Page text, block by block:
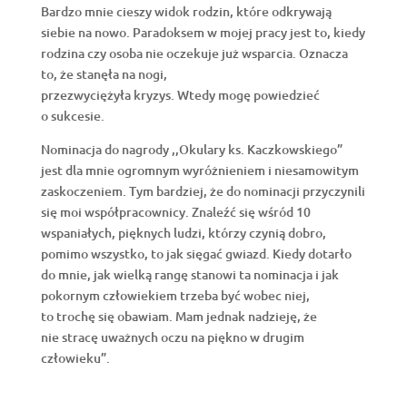
Bardzo mnie cieszy widok rodzin, które odkrywają
siebie na nowo. Paradoksem w mojej pracy jest to, kiedy
rodzina czy osoba nie oczekuje już wsparcia. Oznacza
to, że stanęła na nogi,
przezwyciężyła kryzys. Wtedy mogę powiedzieć
o sukcesie.
Nominacja do nagrody ,,Okulary ks. Kaczkowskiego”
jest dla mnie ogromnym wyróżnieniem i niesamowitym
zaskoczeniem. Tym bardziej, że do nominacji przyczynili
się moi współpracownicy. Znaleźć się wśród 10
wspaniałych, pięknych ludzi, którzy czynią dobro,
pomimo wszystko, to jak sięgać gwiazd. Kiedy dotarło
do mnie, jak wielką rangę stanowi ta nominacja i jak
pokornym człowiekiem trzeba być wobec niej,
to trochę się obawiam. Mam jednak nadzieję, że
nie stracę uważnych oczu na piękno w drugim
człowieku”.